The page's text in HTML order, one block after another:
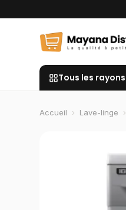
Tous les rayons
Accueil › Lave-linge ›